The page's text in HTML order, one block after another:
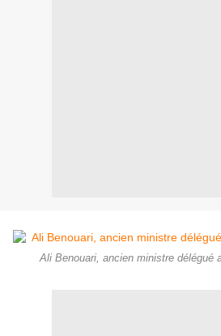
Ali Benouari, ancien ministre délégué